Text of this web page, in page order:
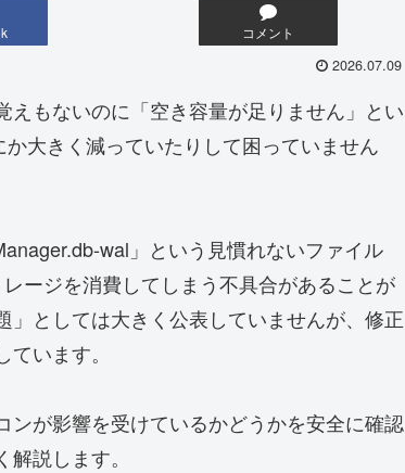
コメント
2026.07.09
もないのに「空き容量が足りません」とい
大きく減っていたりして困っていません
wal」という見慣れないファイル
ージを消費してしまう不具合があることが
としては大きく公表していませんが、修正
います。
が影響を受けているかどうかを安全に確認
説します。